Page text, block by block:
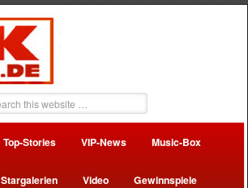
Top-Stories VIP-News Music-Box
Stargalerien Video Gewinnspiele